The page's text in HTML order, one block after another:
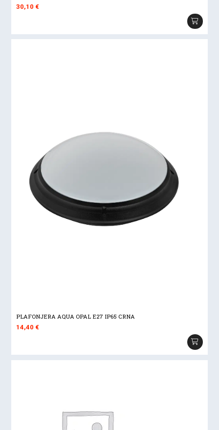
30,10€
PLAFONJERA AQUA OPAL E27 IP65 CRNA
14,40€